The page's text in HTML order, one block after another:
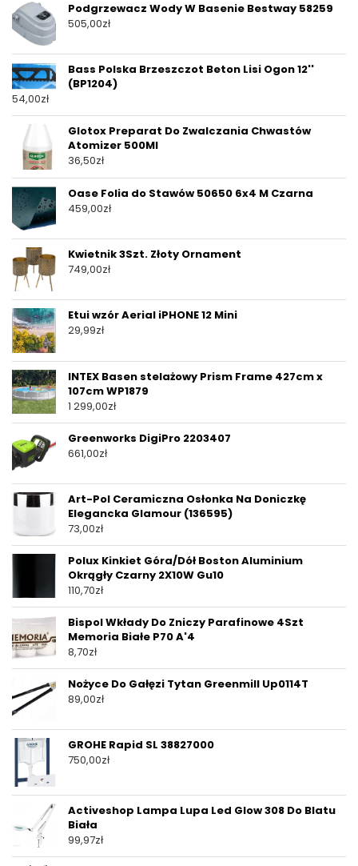
Podgrzewacz Wody W Basenie Bestway 58259
505,00zł
Bass Polska Brzeszczot Beton Lisi Ogon 12''
(BP1204)
54,00zł
Glotox Preparat Do Zwalczania Chwastów
Atomizer 500Ml
36,50zł
Oase Folia do Stawów 50650 6x4 M Czarna
459,00zł
Kwietnik 3Szt. Złoty Ornament
749,00zł
Etui wzór Aerial iPHONE 12 Mini
29,99zł
INTEX Basen stelażowy Prism Frame 427cm x
107cm WP1879
1 299,00zł
Greenworks DigiPro 2203407
661,00zł
Art-Pol Ceramiczna Osłonka Na Doniczkę
Elegancka Glamour (136595)
73,00zł
Polux Kinkiet Góra/Dół Boston Aluminium
Okrągły Czarny 2X10W Gu10
110,70zł
Bispol Wkłady Do Zniczy Parafinowe 4Szt
Memoria Białe P70 A'4
8,70zł
Nożyce Do Gałęzi Tytan Greenmill Up0114T
89,00zł
GROHE Rapid SL 38827000
750,00zł
Activeshop Lampa Lupa Led Glow 308 Do Blatu
Biała
99,97zł